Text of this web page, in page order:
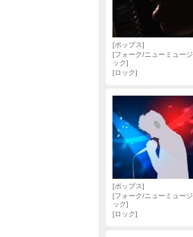
ポップス
フォーク/ニューミュージ
ック
ロック
ポップス
フォーク/ニューミュージ
ック
ロック